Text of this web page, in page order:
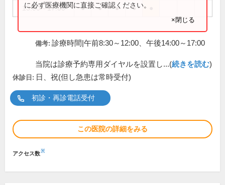
13:00～17:00 ● ● ● ●
に必ず医療機関に直接ご確認ください。
×閉じる
備考: 診療時間|午前8:30～12:00、午後14:00～17:00
当院は診療予約専用ダイヤルを設置し...(続きを読む)
休診日: 日、祝(但し急患は常時受付)
初診・再診電話受付
この医院の詳細をみる
アクセス数※